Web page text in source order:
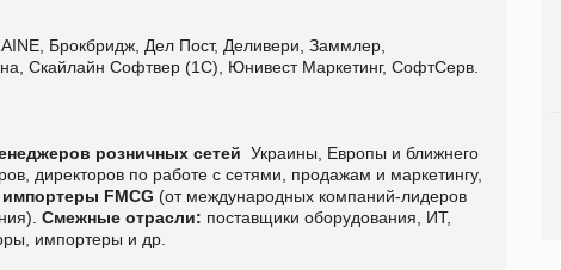
Брокбридж, Дел Пост, Деливери, Заммлер,
Скайлайн Софтвер (1С), Юнивест Маркетинг, СофтСерв.
розничных сетей Украины, Европы и ближнего
директоров по работе с сетями, продажам и маркетингу,
FMCG (от международных компаний-лидеров
Смежные отрасли: поставщики оборудования, ИТ,
импортеры и др.